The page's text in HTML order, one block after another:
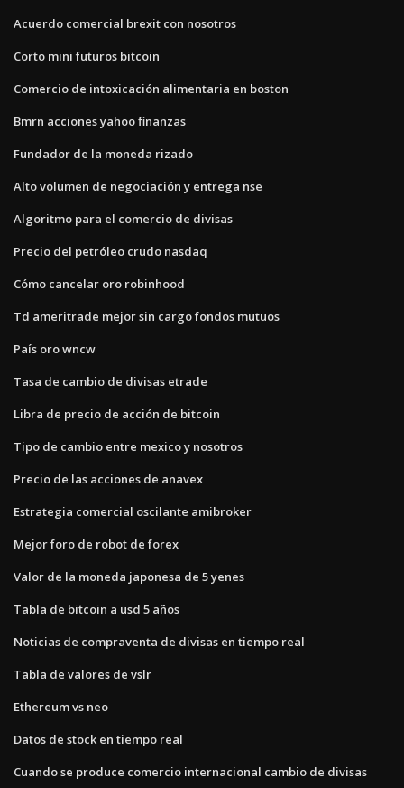
Acuerdo comercial brexit con nosotros
Corto mini futuros bitcoin
Comercio de intoxicación alimentaria en boston
Bmrn acciones yahoo finanzas
Fundador de la moneda rizado
Alto volumen de negociación y entrega nse
Algoritmo para el comercio de divisas
Precio del petróleo crudo nasdaq
Cómo cancelar oro robinhood
Td ameritrade mejor sin cargo fondos mutuos
País oro wncw
Tasa de cambio de divisas etrade
Libra de precio de acción de bitcoin
Tipo de cambio entre mexico y nosotros
Precio de las acciones de anavex
Estrategia comercial oscilante amibroker
Mejor foro de robot de forex
Valor de la moneda japonesa de 5 yenes
Tabla de bitcoin a usd 5 años
Noticias de compraventa de divisas en tiempo real
Tabla de valores de vslr
Ethereum vs neo
Datos de stock en tiempo real
Cuando se produce comercio internacional cambio de divisas